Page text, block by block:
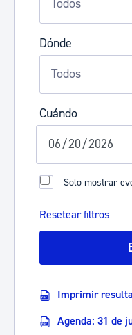
Dónde
Cuándo
Solo mostrar
Resetear filtros
Imprimir
Agenda: 31 de